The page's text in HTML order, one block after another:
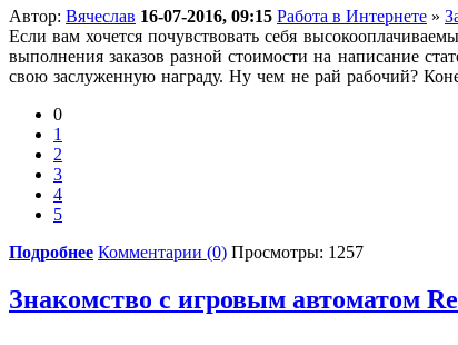
Автор: Вячеслав 16-07-2016, 09:15 Работа в Интернете »
Если вам хочется почувствовать себя
выполнения заказов разной стоимости на написание
свою заслуженную награду. Ну чем не рай рабочий?
0
1
2
3
4
5
Подробнее Комментарии (0) Просмотры: 1257
Знакомство с игровым автоматом